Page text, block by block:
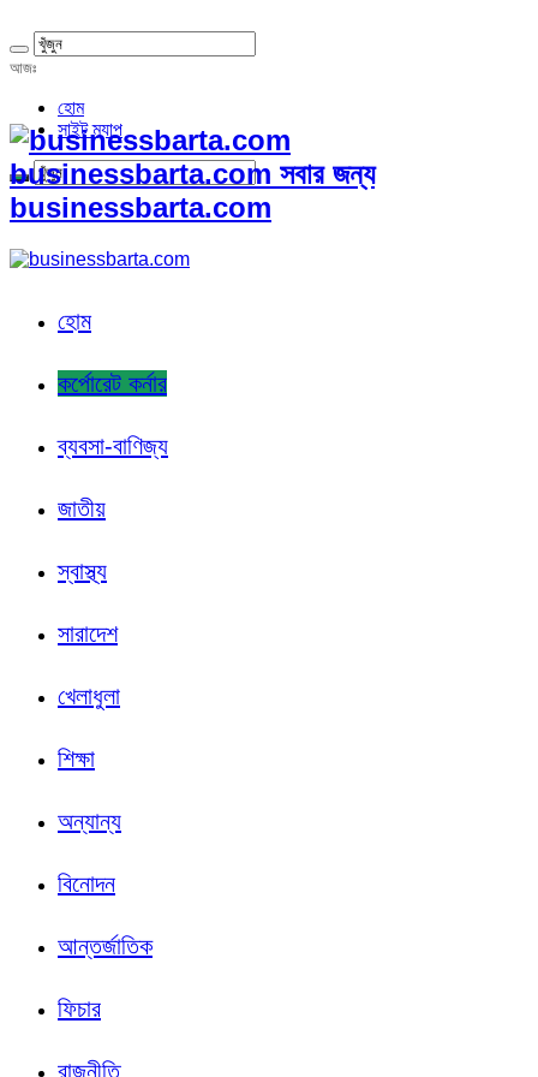
আজঃ
হোম
সাইট ম্যাপ
businessbarta.com সবার জন্য
businessbarta.com
হোম
কর্পোরেট কর্নার
ব্যবসা-বাণিজ্য
জাতীয়
স্বাস্থ্য
সারাদেশ
খেলাধুলা
শিক্ষা
অন্যান্য
বিনোদন
আন্তর্জাতিক
ফিচার
রাজনীতি